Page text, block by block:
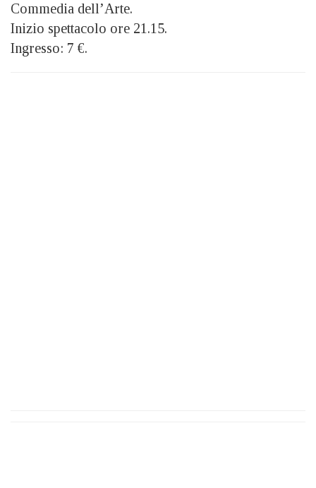
Commedia dell’Arte.
Inizio spettacolo ore 21.15.
Ingresso: 7 €.